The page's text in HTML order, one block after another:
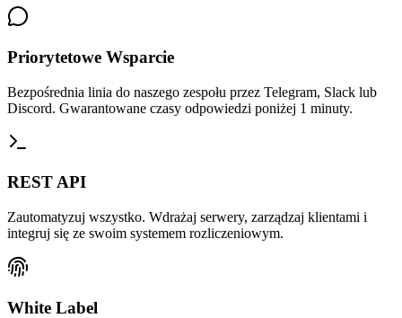
Priorytetowe Wsparcie
Bezpośrednia linia do naszego zespołu przez Telegram, Slack lub
Discord. Gwarantowane czasy odpowiedzi poniżej 1 minuty.
REST API
Zautomatyzuj wszystko. Wdrażaj serwery, zarządzaj klientami i
integruj się ze swoim systemem rozliczeniowym.
White Label